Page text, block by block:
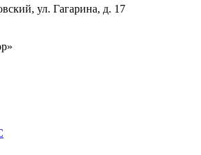
ул. Гагарина, д. 17